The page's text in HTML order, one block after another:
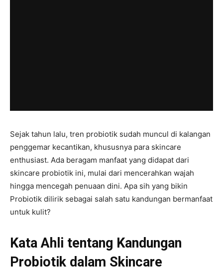
Sejak tahun lalu, tren probiotik sudah muncul di kalangan
penggemar kecantikan, khususnya para skincare
enthusiast. Ada beragam manfaat yang didapat dari
skincare probiotik ini, mulai dari mencerahkan wajah
hingga mencegah penuaan dini. Apa sih yang bikin
Probiotik dilirik sebagai salah satu kandungan bermanfaat
untuk kulit?
Kata Ahli tentang Kandungan
Probiotik dalam Skincare